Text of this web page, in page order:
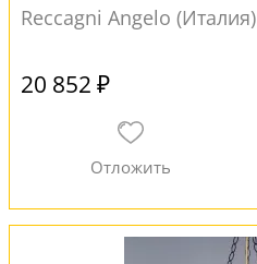
Reccagni Angelo (Италия)
20 852 ₽